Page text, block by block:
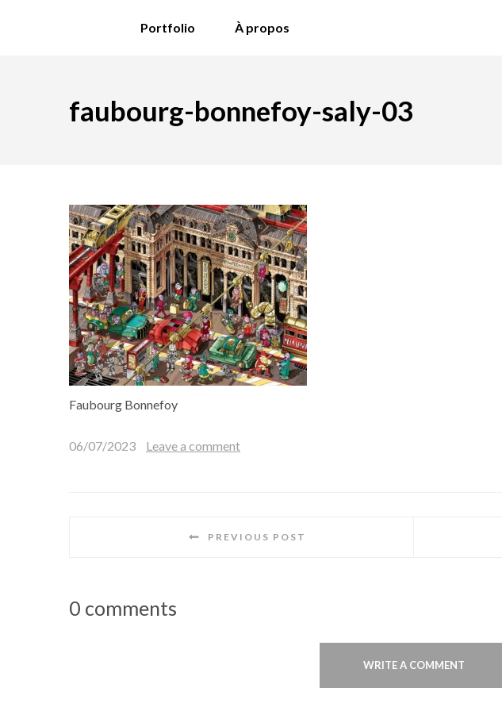
Portfolio À propos
faubourg-bonnefoy-saly-03
Faubourg Bonnefoy
06/07/2023 Leave a comment
PREVIOUS POST
0 comments
WRITE A COMMENT